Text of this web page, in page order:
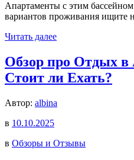
Апартаменты с этим
вариантов проживания ищите
Читать далее
Обзор про Отдых в
Стоит ли Ехать?
Автор: albina
в 10.10.2025
в Обзоры и Отзывы